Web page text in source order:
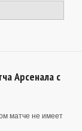
Арсенала с
матче не имеет